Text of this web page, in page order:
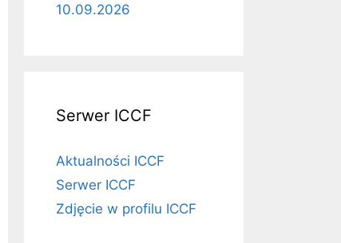
10.09.2026
Serwer ICCF
Aktualności ICCF
Serwer ICCF
Zdjęcie w profilu ICCF